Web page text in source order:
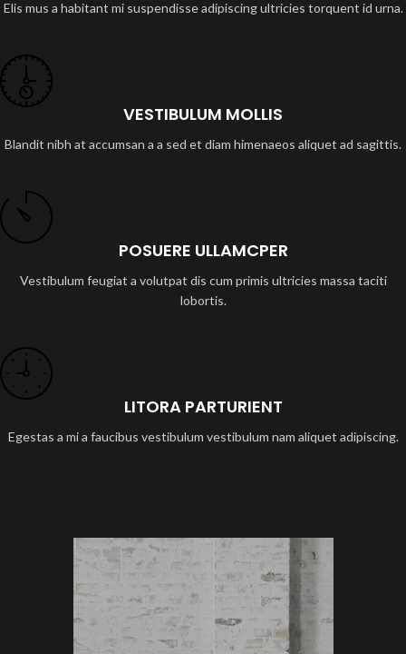
Elis mus a habitant mi suspendisse adipiscing ultricies torquent id urna.
VESTIBULUM MOLLIS
Blandit nibh at accumsan a a sed et diam himenaeos aliquet ad sagittis.
POSUERE ULLAMCPER
Vestibulum feugiat a volutpat dis cum primis ultricies massa taciti
lobortis.
LITORA PARTURIENT
Egestas a mi a faucibus vestibulum vestibulum nam aliquet adipiscing.